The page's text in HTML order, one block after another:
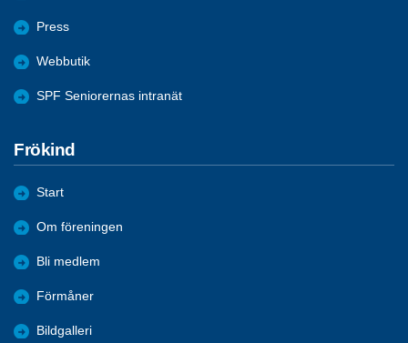
Press
Webbutik
SPF Seniorernas intranät
Frökind
Start
Om föreningen
Bli medlem
Förmåner
Bildgalleri